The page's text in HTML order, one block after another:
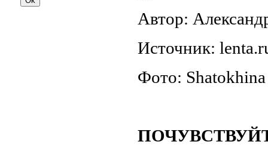
Автор:
Источник:
Фото: